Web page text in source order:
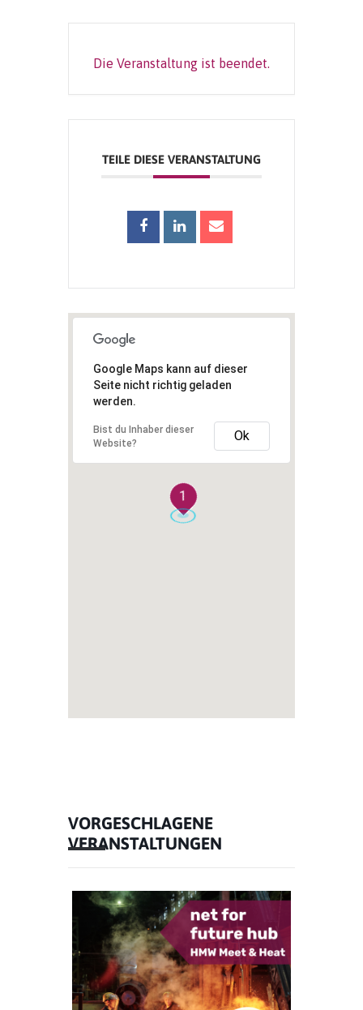
Die Veranstaltung ist beendet.
TEILE DIESE VERANSTALTUNG
1
Google Maps kann auf dieser
Seite nicht richtig geladen
werden.
Bist du Inhaber dieser
Website?
Ok
VORGESCHLAGENE
VERANSTALTUNGEN